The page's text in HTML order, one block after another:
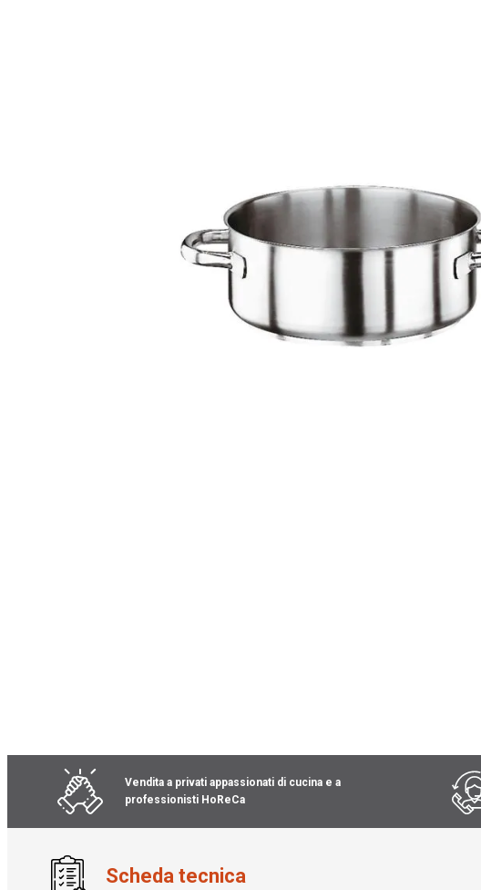
Vendita a privati appassionati di cucina e a
professionisti HoReCa
Scheda tecnica